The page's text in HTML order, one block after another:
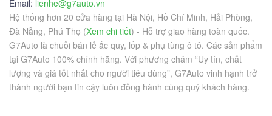
Email: lienhe@g7auto.vn
Hệ thống hơn 20 cửa hàng tại Hà Nội, Hồ Chí Minh, Hải Phòng,
Đà Nẵng, Phú Thọ (Xem chi tiết) - Hỗ trợ giao hàng toàn quốc.
G7Auto là chuỗi bán lẻ ắc quy, lốp & phụ tùng ô tô. Các sản phẩm
tại G7Auto 100% chính hãng. Với phương châm “Uy tín, chất
lượng và giá tốt nhất cho người tiêu dùng”, G7Auto vinh hạnh trở
thành người bạn tin cậy luôn đồng hành cùng quý khách hàng.